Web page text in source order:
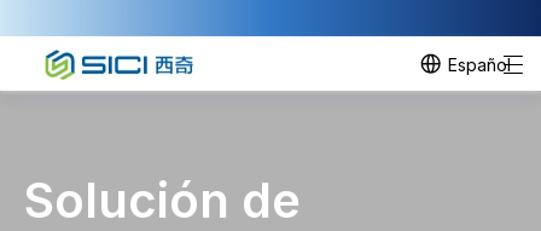
Español
Solución de